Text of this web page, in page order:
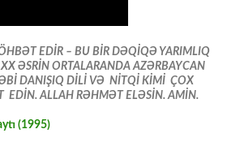
EDİR – BU BİR DƏQİQƏ YARIMLIQ
ƏSRİN ORTALARANDA AZƏRBAYCAN
DANIŞIQ DİLİ VƏ NİTQİ KİMİ ÇOX
EDİN. ALLAH RƏHMƏT ELƏSİN. AMİN.
(1995)